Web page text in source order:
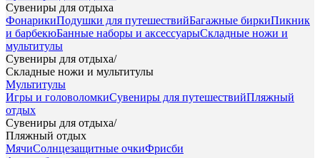
Сувениры для отдыха
ФонарикиПодушки для путешествийБагажные биркиПикник
и барбекюБанные наборы и аксессуарыСкладные ножи и
мультитулы
Сувениры для отдыха/
Складные ножи и мультитулы
Мультитулы
Игры и головоломкиСувениры для путешествийПляжный
отдых
Сувениры для отдыха/
Пляжный отдых
МячиСолнцезащитные очкиФрисби